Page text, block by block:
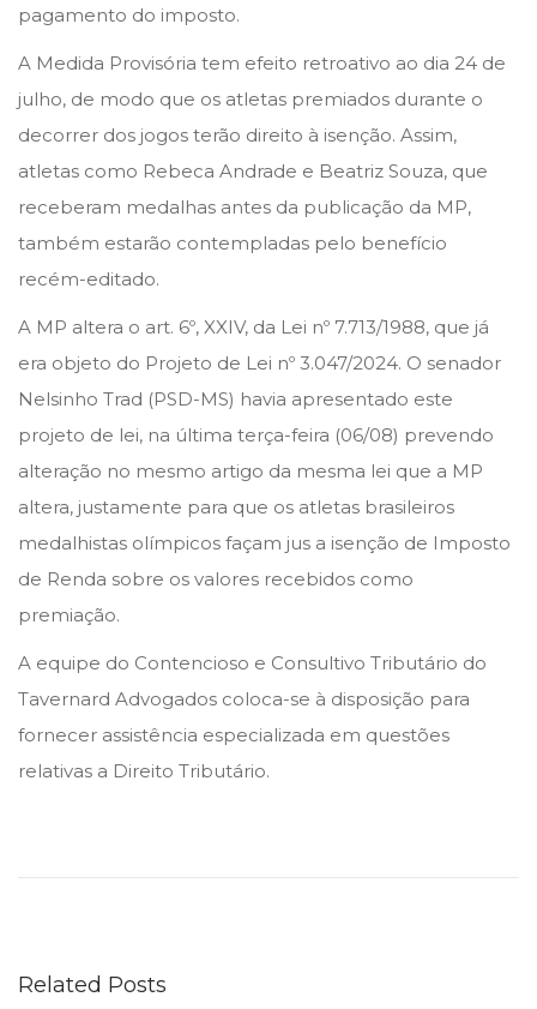
pagamento do imposto.
A Medida Provisória tem efeito retroativo ao dia 24 de
julho, de modo que os atletas premiados durante o
decorrer dos jogos terão direito à isenção. Assim,
atletas como Rebeca Andrade e Beatriz Souza, que
receberam medalhas antes da publicação da MP,
também estarão contempladas pelo benefício
recém-editado.
A MP altera o art. 6º, XXIV, da Lei nº 7.713/1988, que já
era objeto do Projeto de Lei nº 3.047/2024. O senador
Nelsinho Trad (PSD-MS) havia apresentado este
projeto de lei, na última terça-feira (06/08) prevendo
alteração no mesmo artigo da mesma lei que a MP
altera, justamente para que os atletas brasileiros
medalhistas olímpicos façam jus a isenção de Imposto
de Renda sobre os valores recebidos como
premiação.
A equipe do Contencioso e Consultivo Tributário do
Tavernard Advogados coloca-se à disposição para
fornecer assistência especializada em questões
relativas a Direito Tributário.
ó
Related Posts